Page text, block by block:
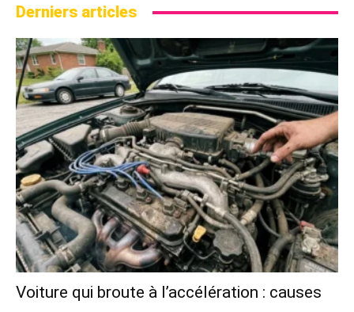
Derniers articles
Voiture qui broute à l’accélération : causes